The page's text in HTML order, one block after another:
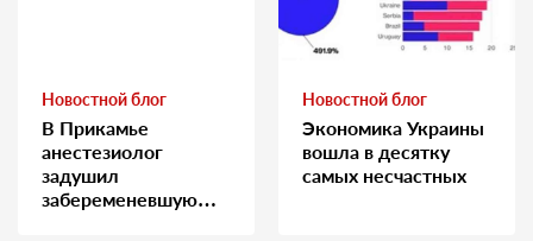
Новостной блог
В Прикамье
анестезиолог
задушил
забеременевшую
Новостной блог
Экономика Украины
вошла в десятку
самых несчастных